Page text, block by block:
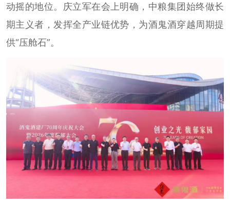
动摇的地位。庆立军在会上明确，中粮集团始终做长
期主义者，发挥全产业链优势，为酒鬼酒穿越周期提
供“压舱石”。